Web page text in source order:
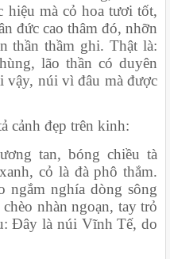
mà cỏ hoa tươi tốt,
đức cao thâm đó, nhỡn
thần thầm ghi. Thật là:
lão thần có duyên
vậy, núi vì đâu mà được
cảnh đẹp trên kinh:
tan, bóng chiều tà
cỏ là đà phô thắm.
ngắm nghía dòng sông
nhàn ngoạn, tay trỏ
Đây là núi Vĩnh Tế, do